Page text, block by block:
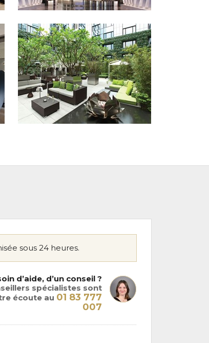
sous 24 heures.
d’aide, d’un conseil ?
spécialistes sont
écoute au 01 83 777
007